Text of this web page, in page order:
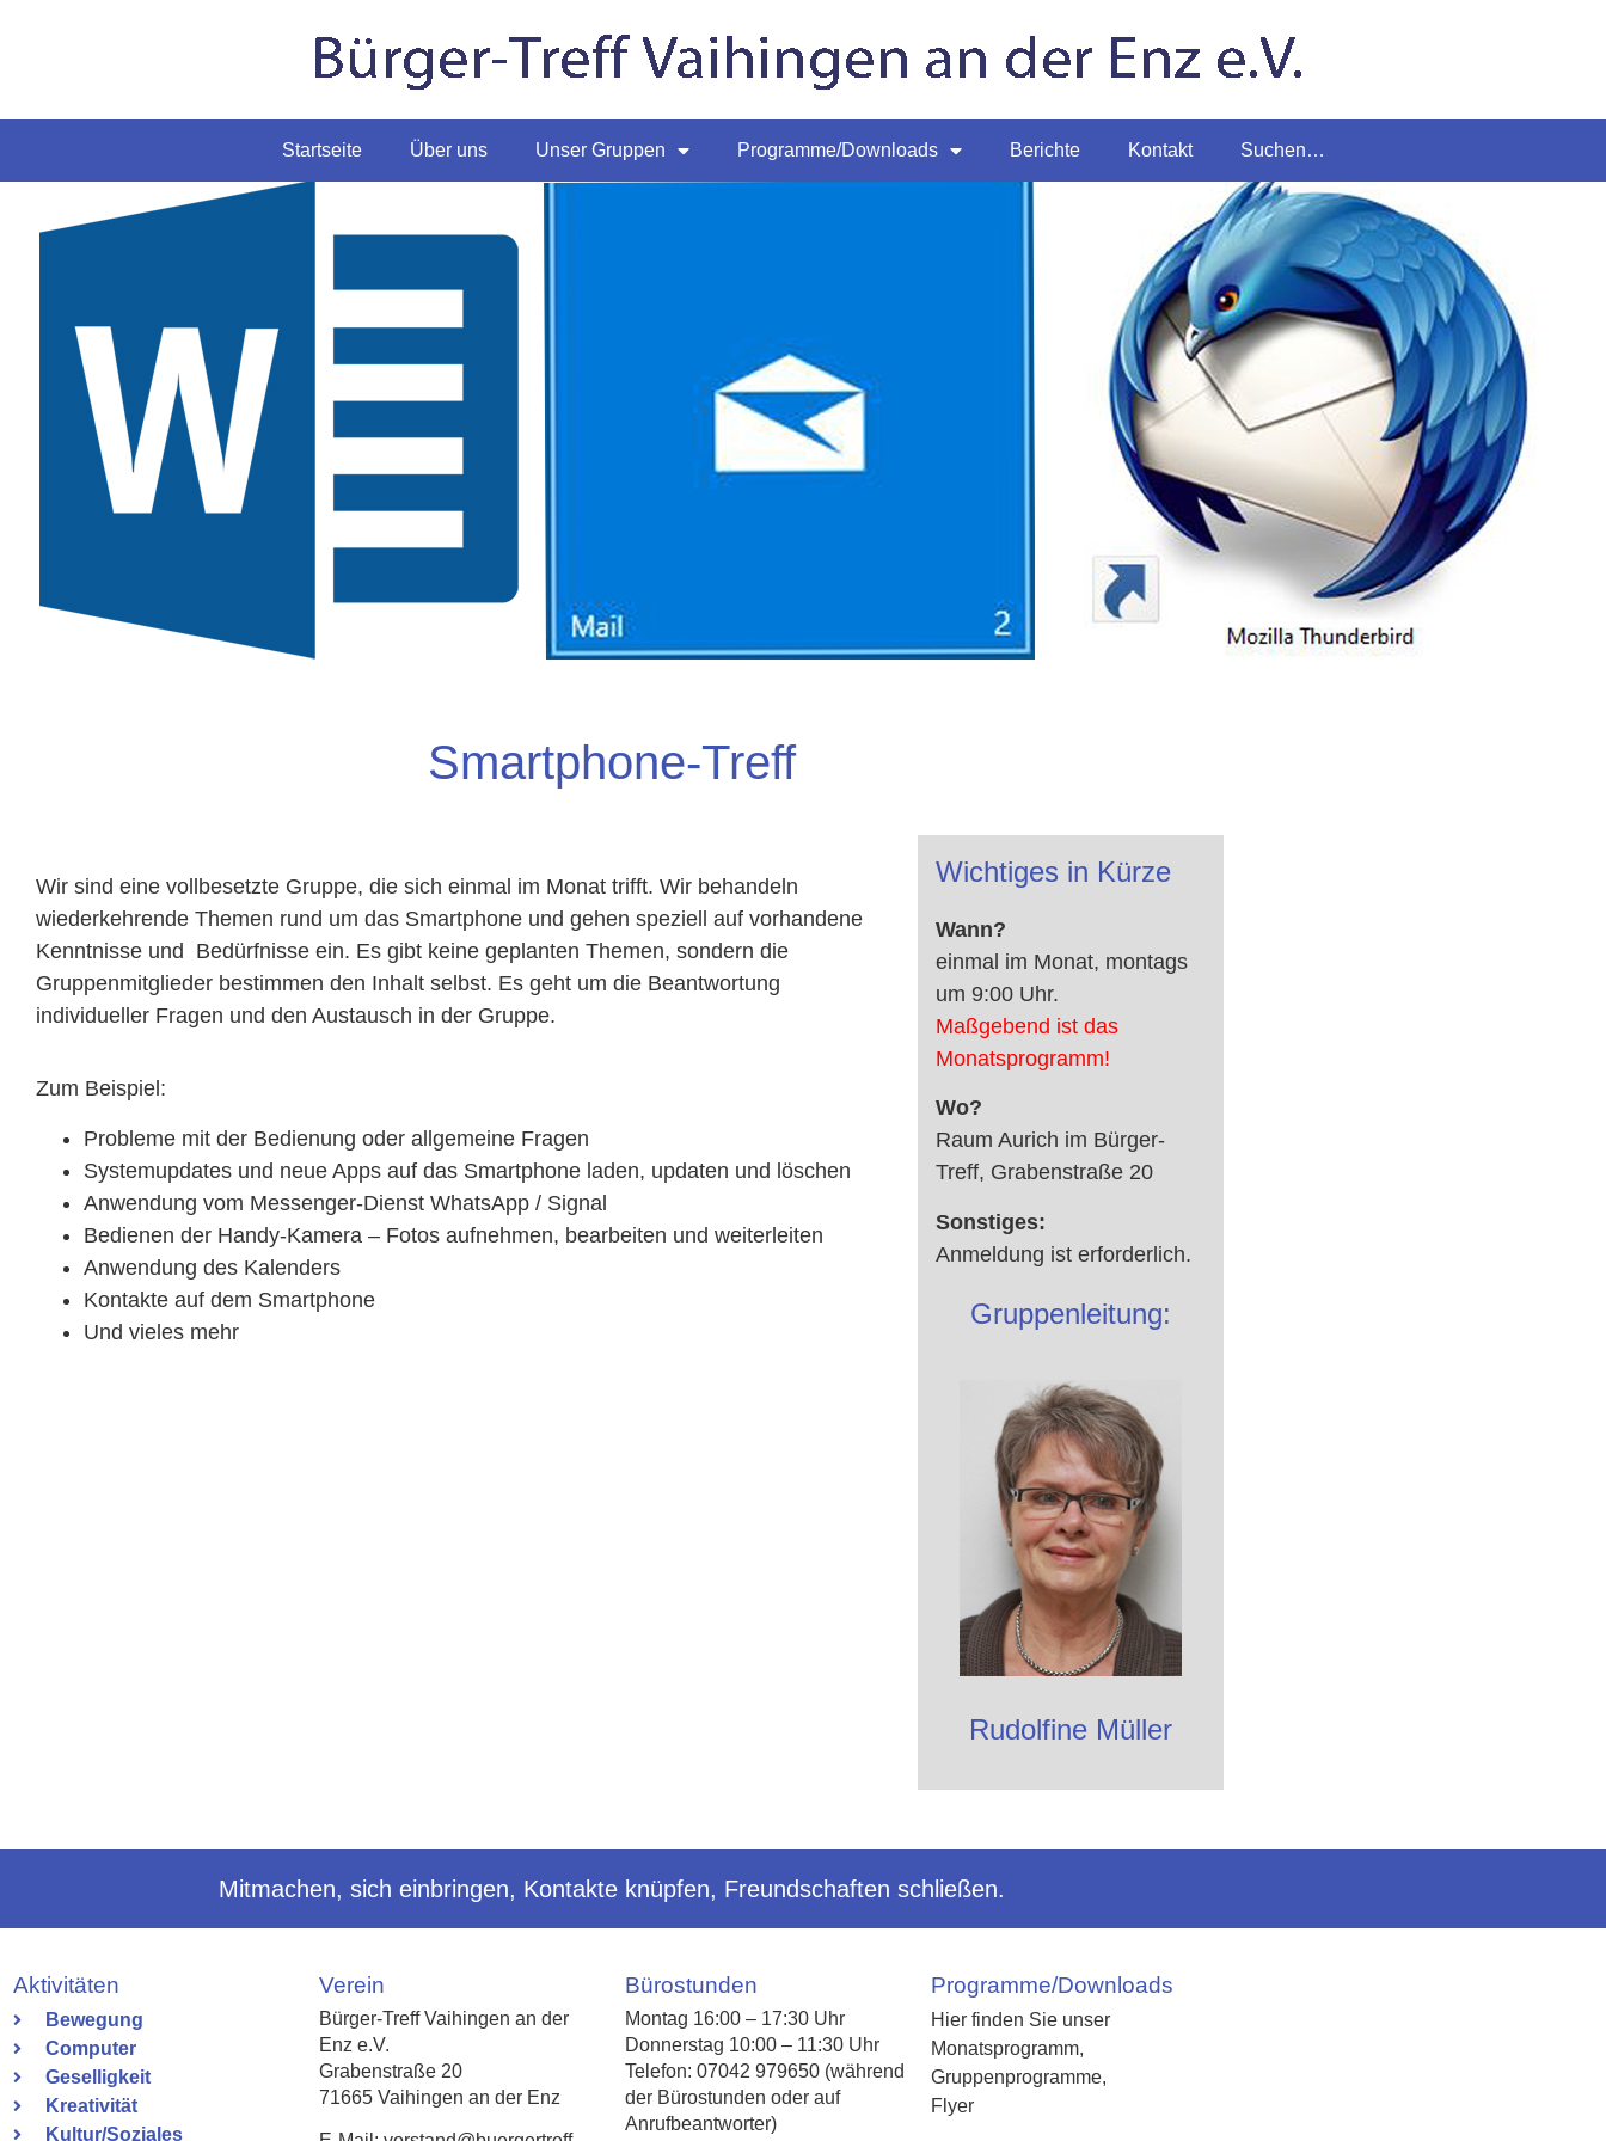
Startseite Über uns Unser Gruppen Programme/Downloads Berichte Kontakt Suchen…
Smartphone-Treff
Wir sind eine vollbesetzte Gruppe, die sich einmal im Monat trifft. Wir behandeln
wiederkehrende Themen rund um das Smartphone und gehen speziell auf vorhandene
Kenntnisse und Bedürfnisse ein. Es gibt keine geplanten Themen, sondern die
Gruppenmitglieder bestimmen den Inhalt selbst. Es geht um die Beantwortung
individueller Fragen und den Austausch in der Gruppe.
Zum Beispiel:
Probleme mit der Bedienung oder allgemeine Fragen
Systemupdates und neue Apps auf das Smartphone laden, updaten und löschen
Anwendung vom Messenger-Dienst WhatsApp / Signal
Bedienen der Handy-Kamera – Fotos aufnehmen, bearbeiten und weiterleiten
Anwendung des Kalenders
Kontakte auf dem Smartphone
Und vieles mehr
Wichtiges in Kürze
Wann?
einmal im Monat, montags
um 9:00 Uhr.
Maßgebend ist das
Monatsprogramm!
Wo?
Raum Aurich im Bürger-
Treff, Grabenstraße 20
Sonstiges:
Anmeldung ist erforderlich.
Gruppenleitung:
Rudolfine Müller
Mitmachen, sich einbringen, Kontakte knüpfen, Freundschaften schließen.
Aktivitäten
Bewegung
Computer
Geselligkeit
Kreativität
Kultur/Soziales
Verein
Bürger-Treff Vaihingen an der
Enz e.V.
Grabenstraße 20
71665 Vaihingen an der Enz
Bürostunden
Montag 16:00 – 17:30 Uhr
Donnerstag 10:00 – 11:30 Uhr
Telefon: 07042 979650 (während
der Bürostunden oder auf
Anrufbeantworter)
Programme/Downloads
Hier finden Sie unser
Monatsprogramm,
Gruppenprogramme,
Flyer